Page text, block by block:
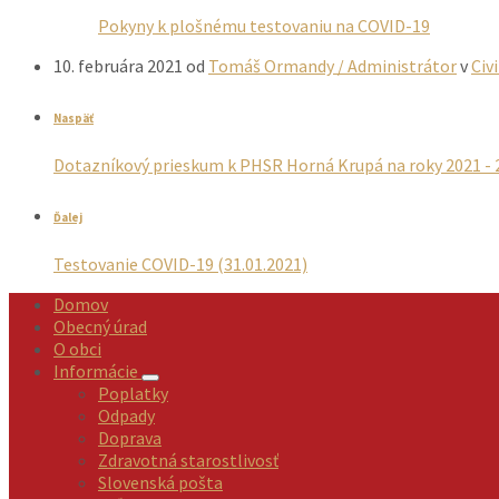
Pokyny k plošnému testovaniu na COVID-19
10. februára 2021 od Tomáš Ormandy / Administrátorv
Naspäť
Dotazníkový prieskum k PHSR Horná Krupá na roky 2021 -
Ďalej
Testovanie COVID-19 (31.01.2021)
Domov
Obecný úrad
O obci
Informácie
Poplatky
Odpady
Doprava
Zdravotná starostlivosť
Slovenská pošta